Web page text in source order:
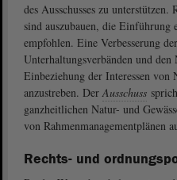
des Ausschusses zu
sind auszubauen, die Einführung
empfohlen. Eine Verbesserung
Unterhaltungsverbänden und
Einbeziehung der Interessen von
anzustreben. Der Ausschuss
ganzheitlichen Natur- und
von Rahmenmanagementplänen
Rechts- und